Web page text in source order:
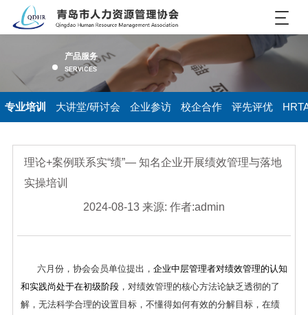
产品服务
SERVICES
专业培训 大讲堂/研讨会 企业参访 校企合作 评先评优
理论+案例联系实“绩”— 知名企业开展绩效管理与落地
实操培训
2024-08-13 来源: 作者:admin
六月份，协会会员单位提出， 企业中层管理者对绩效管理的认知
和实践尚处于在初级阶段，对绩效管理的核心方法论缺乏透彻的了
解，无法科学合理的设置目标，不懂得如何有效的分解目标，在绩